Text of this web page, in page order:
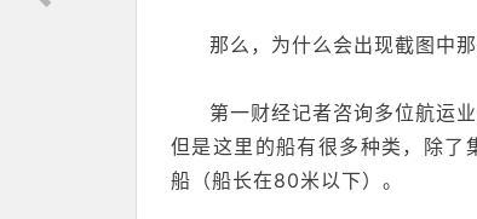
那么，为什么会出现截图中
第一财经记者咨询多位航运
但是这里的船有很多种类，除了
船（船长在80米以下）。